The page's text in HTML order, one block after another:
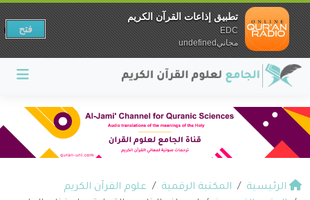
الرئيسية المكتبة الرقمية
علوم القرآن الكريم
تطبيق إذاعات القرآن الكريم
EDC
مجانيundefined
فتح